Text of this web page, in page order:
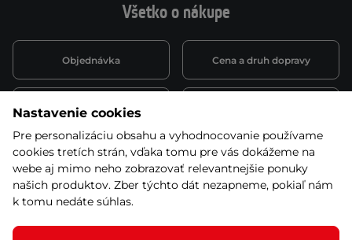
Všetko o nákupe
Objednávka Cena a druh dopravy
Spôsob platby
Montáž a servis Reklamácie a záruka
Kariéra
Nastavenie cookies
Pre personalizáciu obsahu a vyhodnocovanie používame
cookies tretích strán, vďaka tomu pre vás dokážeme na
webe aj mimo neho zobrazovať relevantnejšie ponuky
našich produktov. Zber týchto dát nezapneme, pokiaľ nám
k tomu nedáte súhlas.